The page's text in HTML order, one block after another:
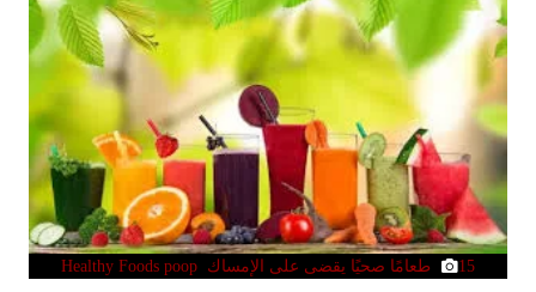
15 طعامًا صحيًا يقضى على الإمساك Healthy Foods poop